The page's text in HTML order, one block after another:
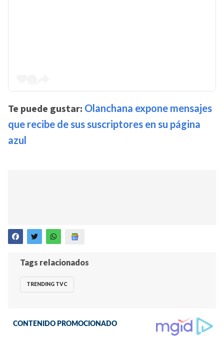
Te puede gustar: Olanchana expone mensajes
que recibe de sus suscriptores en su página
azul
Tags relacionados
TRENDING TVC